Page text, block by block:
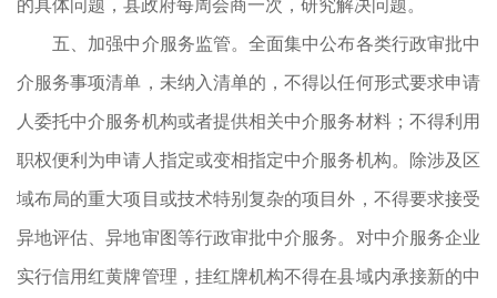
的具体问题，县政府每周会商一次，研究解决问题。
五、加强中介服务监管。全面集中公布各类行政审批中
介服务事项清单，未纳入清单的，不得以任何形式要求申请
人委托中介服务机构或者提供相关中介服务材料；不得利用
职权便利为申请人指定或变相指定中介服务机构。除涉及区
域布局的重大项目或技术特别复杂的项目外，不得要求接受
异地评估、异地审图等行政审批中介服务。对中介服务企业
实行信用红黄牌管理，挂红牌机构不得在县域内承接新的中